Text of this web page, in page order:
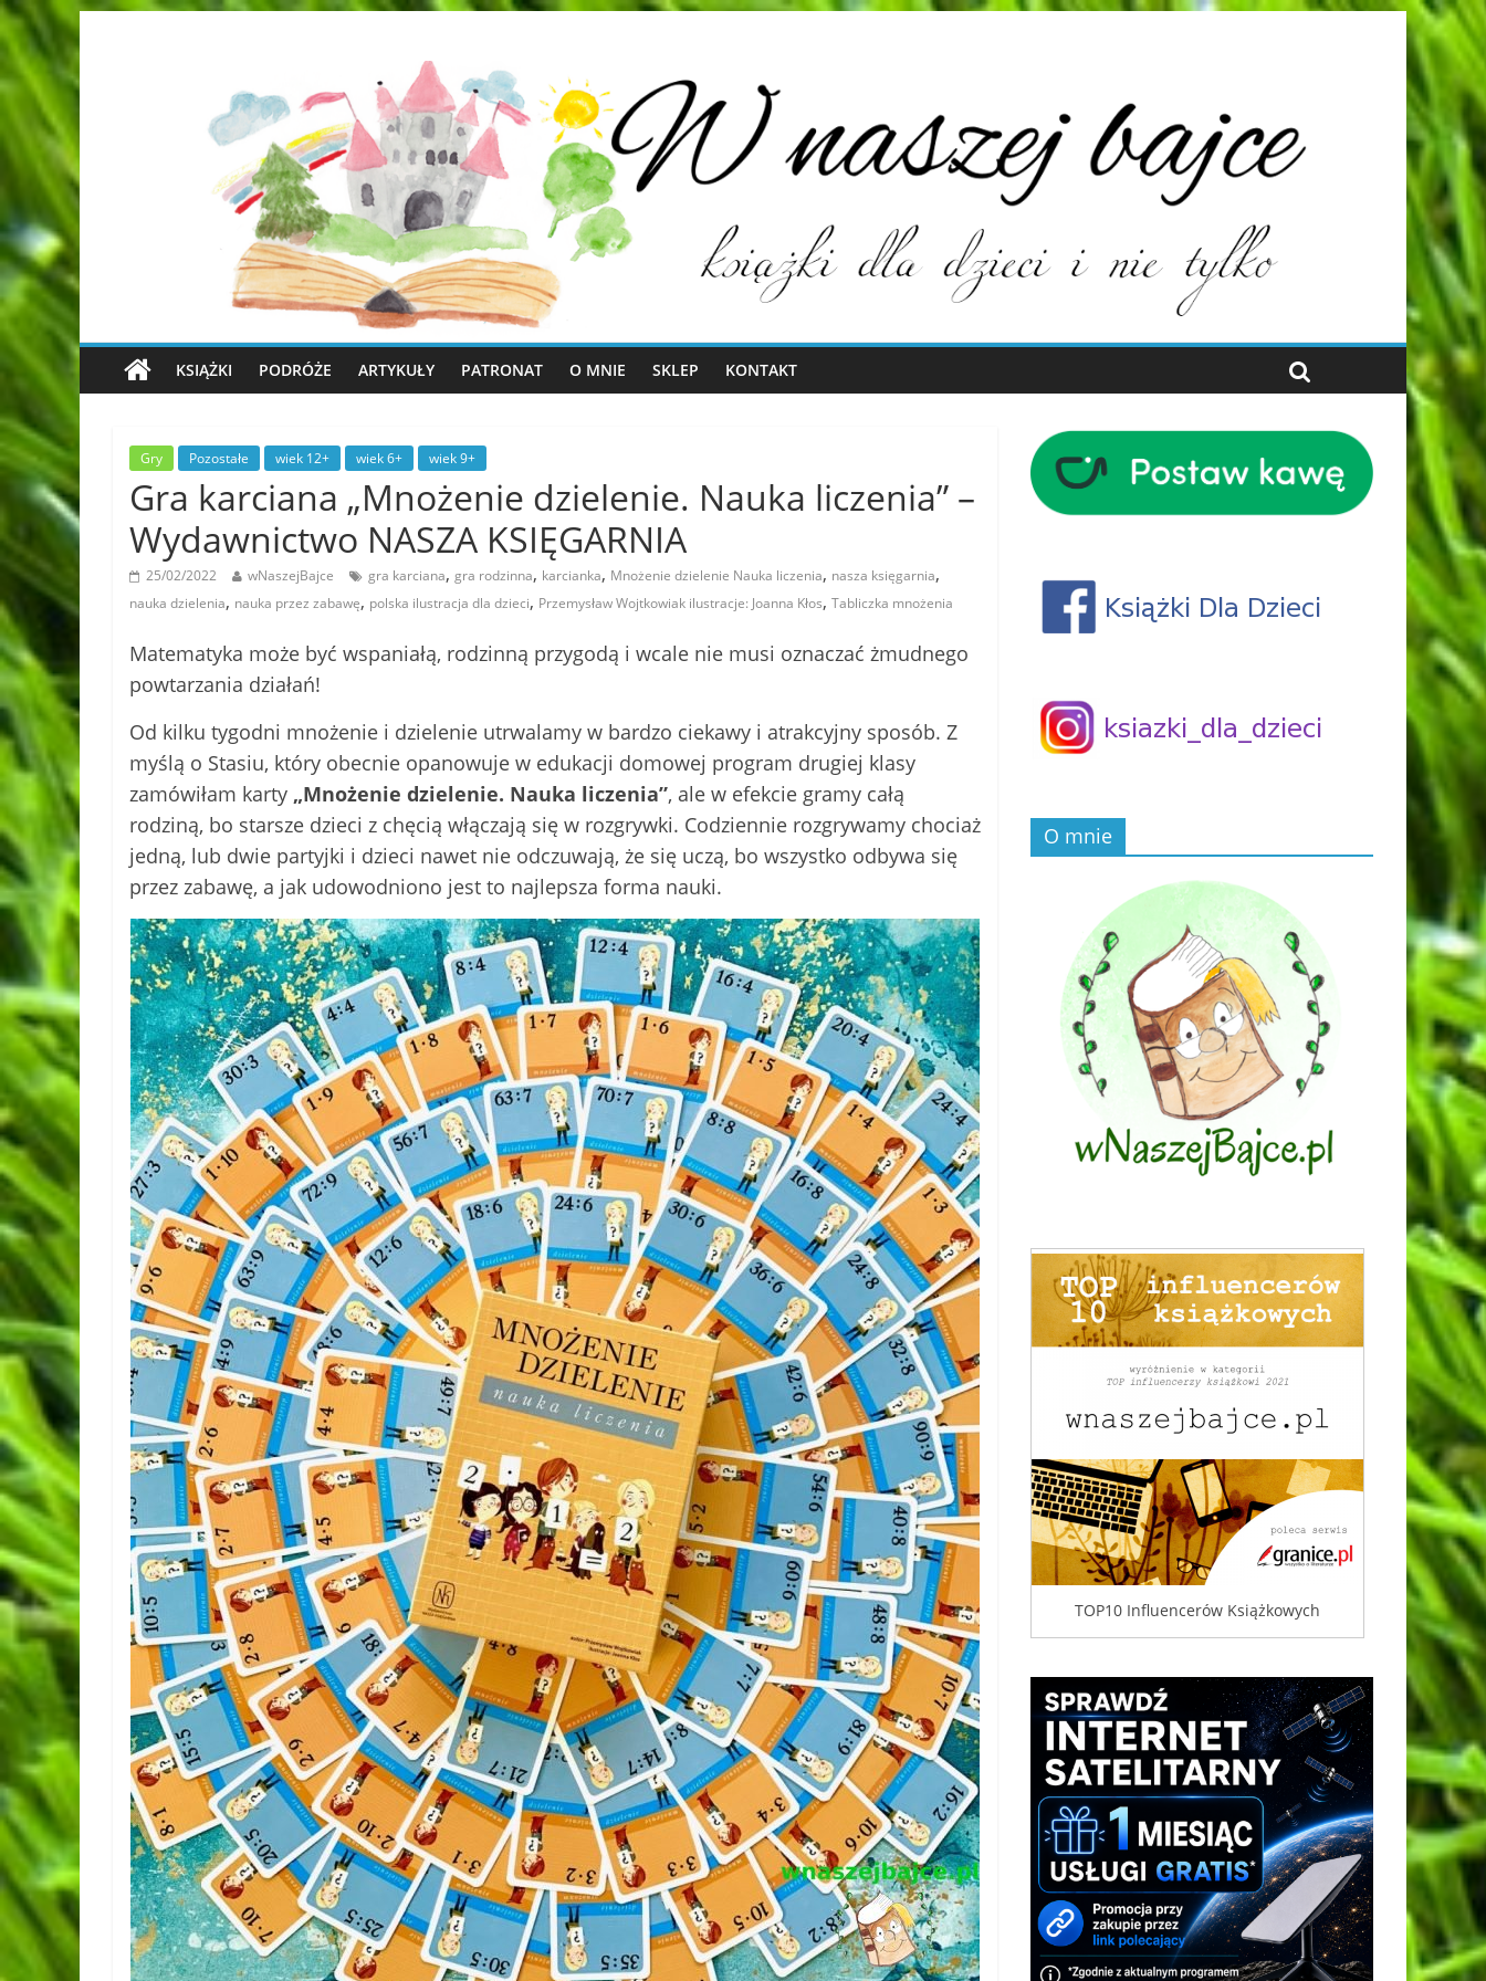
KSIĄŻKI PODRÓŻE ARTYKUŁY PATRONAT O MNIE SKLEP KONTAKT
Gry Pozostałe wiek 12+ wiek 6+ wiek 9+
Gra karciana „Mnożenie dzielenie. Nauka liczenia” –
Wydawnictwo NASZA KSIĘGARNIA
25/02/2022 wNaszejBajce gra karciana, gra rodzinna, karcianka, Mnożenie dzielenie Nauka liczenia, nasza księgarnia,
nauka dzielenia, nauka przez zabawę, polska ilustracja dla dzieci, Przemysław Wojtkowiak ilustracje: Joanna Kłos, Tabliczka mnożenia
Matematyka może być wspaniałą, rodzinną przygodą i wcale nie musi oznaczać żmudnego
powtarzania działań!
Od kilku tygodni mnożenie i dzielenie utrwalamy w bardzo ciekawy i atrakcyjny sposób. Z
myślą o Stasiu, który obecnie opanowuje w edukacji domowej program drugiej klasy
zamówiłam karty „Mnożenie dzielenie. Nauka liczenia”, ale w efekcie gramy całą
rodziną, bo starsze dzieci z chęcią włączają się w rozgrywki. Codziennie rozgrywamy chociaż
jedną, lub dwie partyjki i dzieci nawet nie odczuwają, że się uczą, bo wszystko odbywa się
przez zabawę, a jak udowodniono jest to najlepsza forma nauki.
O mnie
TOP10 Influencerów Książkowych